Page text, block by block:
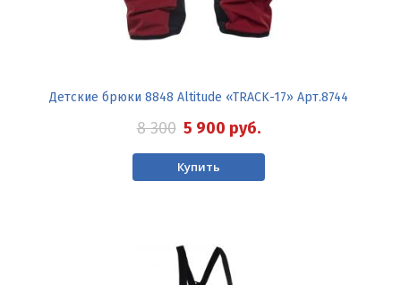
Детские брюки 8848 Altitude «TRACK-17» Арт.8744
8 300 5 900 руб.
Купить